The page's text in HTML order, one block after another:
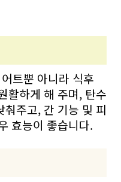
트뿐 아니라 식후
활하게 해 주며, 탄수
주고, 간 기능 및 피
효능이 좋습니다.